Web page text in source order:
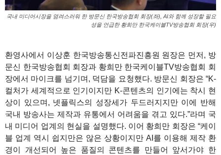
국내 미디어시장을 염려스러워 한 방문신 한국방송협회 회장(좌), AI와 함께 성장할 필요
성을 언급한 황희만 한국케이블TV방송협회 회장(우)
환영사에서 이상훈 한국방송통신전파진흥원 원장은 먼저, 방
문신 한국방송협회 회장과 황희만 한국케이블TV방송협회 회
장에서 마이크를 넘기며, 덕담을 요청했다. 방문신 회장은 “K-
컬처가 세계적으로 인기이지만 K-콘텐츠의 인기에는 착시 현
상이 있으며, 넷플릭스의 성장세가 두드러지지만 이에 반해
국내 방송사는 제작과 유통에서 어려움을 겪고 있다.”라며 국
내 미디어 업계의 현실을 설명했다. 이어 황희만 회장은 “케이
블 업계 역시 쉽지만은 않은 상황이지만 AI를 이용해 제작 환
경이 개선되어 높은 품질의 콘텐츠를 만들어 앞서가야 한